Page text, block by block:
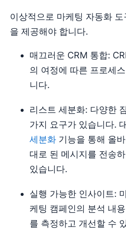
이상적으로 마케팅 자동화
을 제공해야 합니다.
매끄러운 CRM 통합:
의 여정에 따른 프로세
니다.
리스트 세분화: 다양한
가지 요구가 있습니다.
세분화 기능을 통해 올
대로 된 메시지를 전송
있습니다.
실행 가능한 인사이트:
케팅 캠페인의 분석 내
를 측정하고 개선할 수